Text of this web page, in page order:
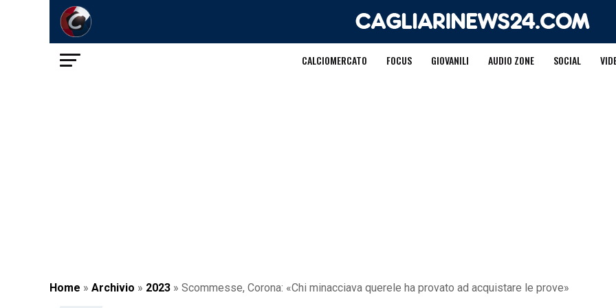
CALCIOMERCATO FOCUS GIOVANILI AUDIO ZONE SOCIAL
Home » Archivio » 2023 » Scommesse, Corona: «Chi minacciava querele ha provato ad acquistare le prove»